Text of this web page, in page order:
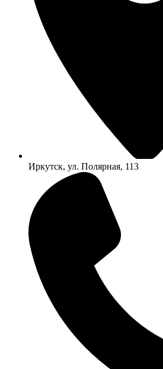
Иркутск, ул. Полярная, 113